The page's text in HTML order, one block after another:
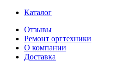
Каталог
Отзывы
Ремонт оргтехники
О компании
Доставка